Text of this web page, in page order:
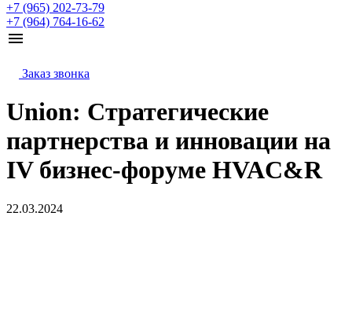
+7 (965) 202-73-79
+7 (964) 764-16-62
Заказ звонка
Union: Стратегические
партнерства и инновации на
IV бизнес-форуме HVAC&R
22.03.2024